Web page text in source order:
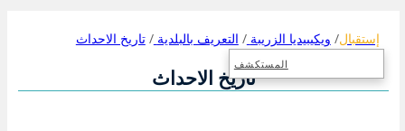
المستكشف
إستقبال ويكيبيديا الزريبة التعريف بالبلدية تاريخ الاحداث
تاريخ الاحداث